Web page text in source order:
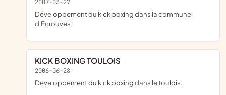
2007-03-27
développement du kick boxing dans la commune
d'Ecrouves
KICK BOXING TOULOIS
2006-06-28
developpement du kick boxing dans le toulois.